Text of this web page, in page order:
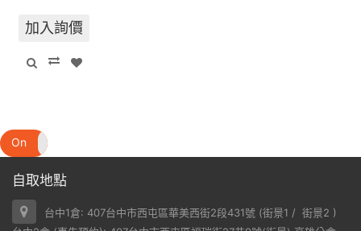
加入詢價
On
自取地點
台中1倉: 407台中市西屯區華美西街2段431號 (街景1 / 街景2 )